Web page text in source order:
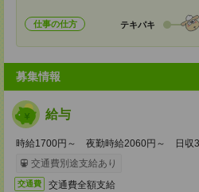
仕事の仕方 テキパキ
募集情報
給与
時給1700円～ 夜勤時給2060円～ 日収3
交通費別途支給あり
交通費 交通費全額支給